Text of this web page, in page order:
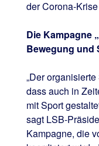
der Corona-
Die Kampagne
Bewegung und
„Der
dass auch in
mit Sport
sagt LSB-
Kampagne, die